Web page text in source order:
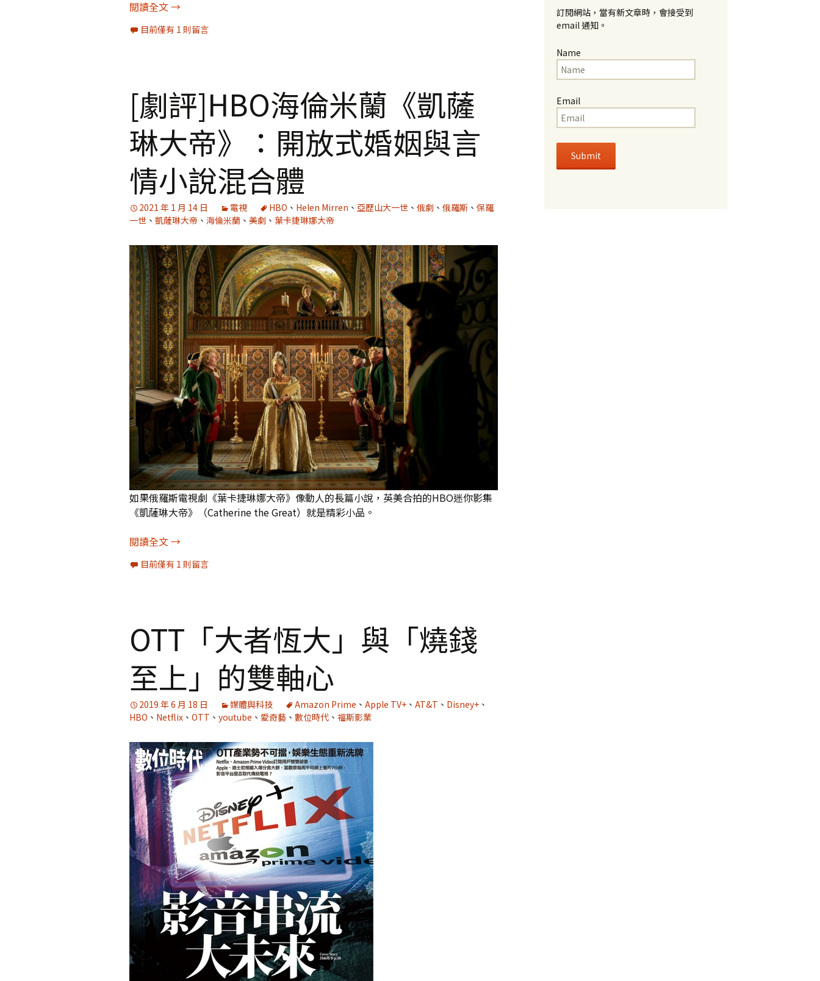
閱讀全文[劇評]《羅馬的榮耀》：受傷的心都得找個活下去的理由
→
目前僅有 1 則留言
[劇評]HBO海倫米蘭《凱薩
琳大帝》：開放式婚姻與言
情小說混合體
2021 年 1 月 14 日 電視 HBO 、 Helen Mirren 、 亞歷山大一世 、 俄劇 、 俄羅斯 、 保羅
一世 、 凱薩琳大帝 、 海倫米蘭 、 美劇 、 葉卡捷琳娜大帝
如果俄羅斯電視劇《葉卡捷琳娜大帝》像動人的長篇小說，英美合拍的HBO迷你影集
《凱薩琳大帝》（Catherine the Great）就是精彩小品。
閱讀全文[劇評]HBO海倫米蘭《凱薩琳大帝》：開放式婚姻與言情小說混合體
→
目前僅有 1 則留言
OTT「大者恆大」與「燒錢
至上」的雙軸心
2019 年 6 月 18 日 媒體與科技 Amazon Prime 、 Apple TV+ 、 AT&T 、 Disney+ 、
HBO 、 Netflix 、 OTT 、 youtube 、 愛奇藝 、 數位時代 、 福斯影業
訂閱網站，當有新文章時，會接受到
email 通知。
Name
Email